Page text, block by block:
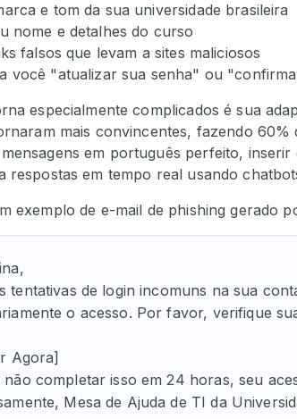
e tom da sua universidade brasileira
nome e detalhes do curso
falsos que levam a sites maliciosos
você "atualizar sua senha" ou
especialmente complicados é sua
mais convincentes, fazendo
em português perfeito,
respostas em tempo real usando
exemplo de e-mail de phishing gerado
tentativas de login incomuns na sua
o acesso. Por favor, verifique
Agora]
não completar isso em 24 horas, seu
Mesa de Ajuda de TI da